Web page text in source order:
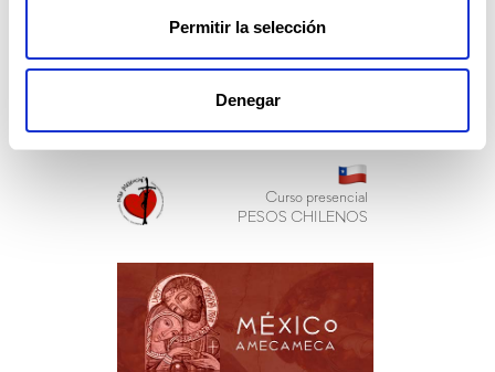
Permitir la selección
Denegar
Octubre 7 al i2 , 2026
SANTIAGO, CHILE
Curso presencial
PESOS CHILENOS